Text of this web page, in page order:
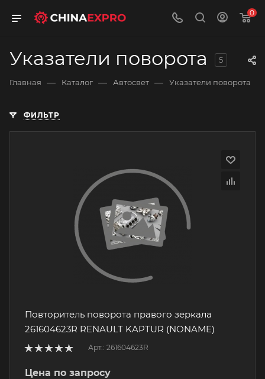
0
Указатели поворота 5
Главная — Каталог — Автосвет — Указатели поворота
ФИЛЬТР
Повторитель поворота правого зеркала
261604623R RENAULT KAPTUR (NONAME)
Арт.: 261604623R
Цена по запросу